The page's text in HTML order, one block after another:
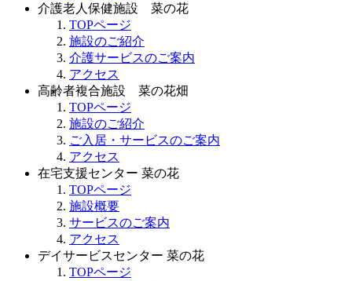
介護老人保健施設 菜の花
TOPページ
施設のご紹介
介護サービスのご案内
アクセス
高齢者複合施設 菜の花畑
TOPページ
施設のご紹介
ご入居・サービスのご案内
アクセス
在宅支援センター 菜の花
TOPページ
施設概要
サービスのご案内
アクセス
デイサービスセンター 菜の花
TOPページ